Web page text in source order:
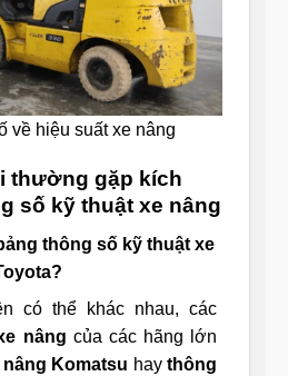
về hiệu suất xe nâng
thường gặp kích
số kỹ thuật xe nâng
thông số kỹ thuật xe
có thể khác nhau, các
nâng của các hãng lớn
Komatsu haythông